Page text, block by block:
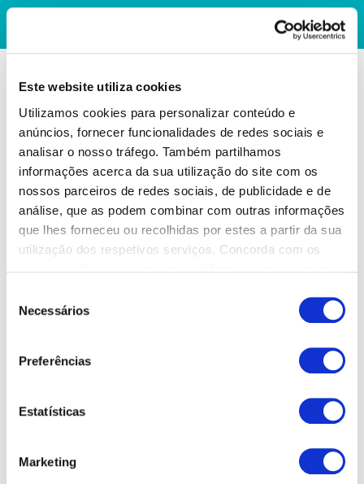
Este website utiliza cookies
Utilizamos cookies para personalizar conteúdo e
anúncios, fornecer funcionalidades de redes sociais e
analisar o nosso tráfego. Também partilhamos
informações acerca da sua utilização do site com os
nossos parceiros de redes sociais, de publicidade e de
análise, que as podem combinar com outras informações
que lhes forneceu ou recolhidas por estes a partir da sua
utilização dos respetivos serviços. Concorda com os
Necessários
Preferências
Estatísticas
Marketing